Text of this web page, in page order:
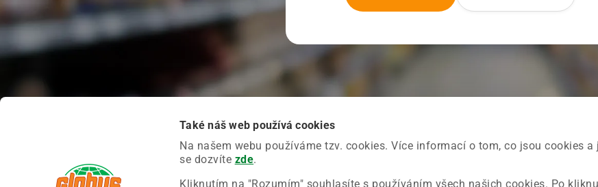
Také náš web používá cookies
Na našem webu používáme tzv. cookies. Více informací o tom, co jsou cookies a
se dozvíte zde.
Kliknutím na "Rozumím" souhlasíte s používáním všech našich cookies. Po